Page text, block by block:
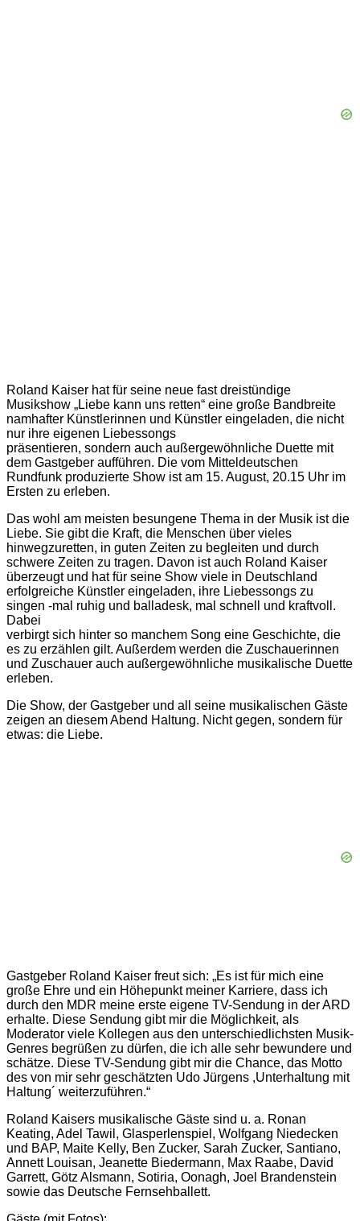
Roland Kaiser hat für seine neue fast dreistündige
Musikshow „Liebe kann uns retten“ eine große Bandbreite
namhafter Künstlerinnen und Künstler eingeladen, die nicht
nur ihre eigenen Liebessongs
präsentieren, sondern auch außergewöhnliche Duette mit
dem Gastgeber aufführen. Die vom Mitteldeutschen
Rundfunk produzierte Show ist am 15. August, 20.15 Uhr im
Ersten zu erleben.
Das wohl am meisten besungene Thema in der Musik ist die
Liebe. Sie gibt die Kraft, die Menschen über vieles
hinwegzuretten, in guten Zeiten zu begleiten und durch
schwere Zeiten zu tragen. Davon ist auch Roland Kaiser
überzeugt und hat für seine Show viele in Deutschland
erfolgreiche Künstler eingeladen, ihre Liebessongs zu
singen -mal ruhig und balladesk, mal schnell und kraftvoll.
Dabei
verbirgt sich hinter so manchem Song eine Geschichte, die
es zu erzählen gilt. Außerdem werden die Zuschauerinnen
und Zuschauer auch außergewöhnliche musikalische Duette
erleben.
Die Show, der Gastgeber und all seine musikalischen Gäste
zeigen an diesem Abend Haltung. Nicht gegen, sondern für
etwas: die Liebe.
Gastgeber Roland Kaiser freut sich: „Es ist für mich eine
große Ehre und ein Höhepunkt meiner Karriere, dass ich
durch den MDR meine erste eigene TV-Sendung in der ARD
erhalte. Diese Sendung gibt mir die Möglichkeit, als
Moderator viele Kollegen aus den unterschiedlichsten Musik-
Genres begrüßen zu dürfen, die ich alle sehr bewundere und
schätze. Diese TV-Sendung gibt mir die Chance, das Motto
des von mir sehr geschätzten Udo Jürgens ,Unterhaltung mit
Haltung´ weiterzuführen.“
Roland Kaisers musikalische Gäste sind u. a. Ronan
Keating, Adel Tawil, Glasperlenspiel, Wolfgang Niedecken
und BAP, Maite Kelly, Ben Zucker, Sarah Zucker, Santiano,
Annett Louisan, Jeanette Biedermann, Max Raabe, David
Garrett, Götz Alsmann, Sotiria, Oonagh, Joel Brandenstein
sowie das Deutsche Fernsehballett.